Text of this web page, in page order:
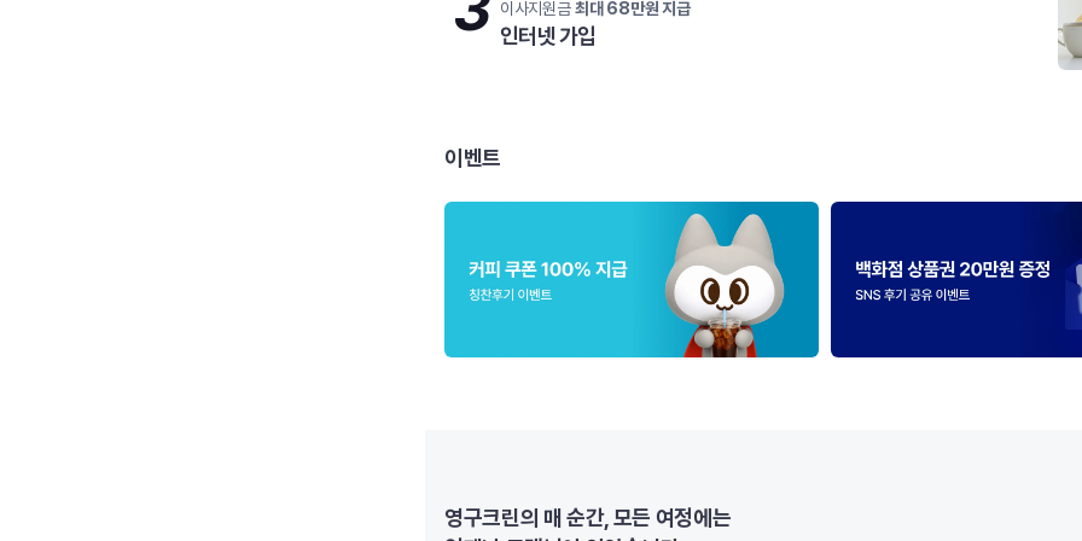
이사지원금최대 68만원 지급
인터넷 가입
이벤트
영구크린의 매 순간, 모든 여정에는